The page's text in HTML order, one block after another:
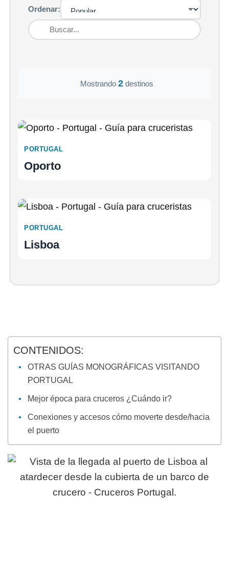
Ordenar:
Mostrando 2 destinos
PORTUGAL
Oporto
PORTUGAL
Lisboa
CONTENIDOS:
OTRAS GUÍAS MONOGRÁFICAS VISITANDO
PORTUGAL
Mejor época para cruceros ¿Cuándo ir?
Conexiones y accesos cómo moverte desde/hacia
el puerto